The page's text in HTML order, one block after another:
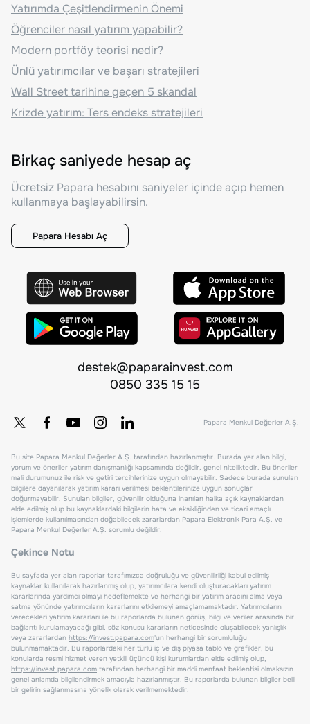
Yatırımda Çeşitlendirmenin Önemi
Öğrenciler nasıl yatırım yapabilir?
Modern portföy teorisi nedir?
Ünlü yatırımcılar ve başarı stratejileri
Wall Street tarihine geçen 5 skandal
Krizde yatırım: Ters endeks stratejileri
Birkaç saniyede hesap aç
Ücretsiz Papara hesabını saniyeler içinde açıp hemen
kullanmaya başlayabilirsin.
Papara Hesabı Aç
destek@paparainvest.com
0850 335 15 15
Papara Menkul Değerler A.Ş.
Bu site Papara Menkul Değerler A.Ş. tarafından hazırlanmıştır. Burada yer alan bilgi,
yorum ve öneriler yatırım danışmanlığı kapsamında değildir, genel niteliktedir. Bu öneriler
mali durumunuz ile risk ve getiri tercihlerinize uygun olmayabilir. Sadece burada sunulan
bilgilere dayanılarak yatırım kararı verilmesi beklentilerinize uygun sonuçlar
doğurmayabilir. Sunulan bilgiler, güvenilir olduğuna inanılan halka açık kaynaklardan
elde edilmiş olup bu kaynaklardaki bilgilerin hata ve eksikliğinden ve ticari amaçlı
işlemlerde kullanılmasından doğabilecek zararlardan Papara Elektronik Para A.Ş. ve
Papara Menkul Değerler A.Ş. sorumlu değildir.
Çekince Notu
Bu sayfada yer alan raporlar tarafımızca doğruluğu ve güvenilirliği kabul edilmiş
kaynaklar kullanılarak hazırlanmış olup, yatırımcılara kendi oluşturacakları yatırım
kararlarında yardımcı olmayı hedeflemekte ve herhangi bir yatırım aracını alma veya
satma yönünde yatırımcıların kararlarını etkilemeyi amaçlamamaktadır. Yatırımcıların
verecekleri yatırım kararları ile bu raporlarda bulunan görüş, bilgi ve veriler arasında bir
bağlantı kurulamayacağı gibi, söz konusu kararların neticesinde oluşabilecek yanlışlık
veya zararlardan https://invest.papara.com'un herhangi bir sorumluluğu
bulunmamaktadır. Bu raporlardaki her türlü iç ve dış piyasa tablo ve grafikler, bu
konularda resmi hizmet veren yetkili üçüncü kişi kurumlardan elde edilmiş olup,
https://invest.papara.com tarafından herhangi bir maddi menfaat beklentisi olmaksızın
genel anlamda bilgilendirmek amacıyla hazırlanmıştır. Bu raporlarda bulunan bilgiler belli
bir gelirin sağlanmasına yönelik olarak verilmemektedir.